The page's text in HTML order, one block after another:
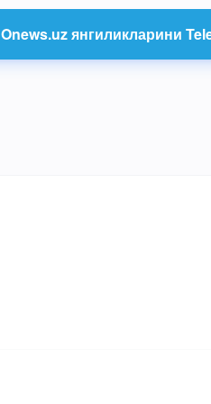
Onews.uz янгиликларини